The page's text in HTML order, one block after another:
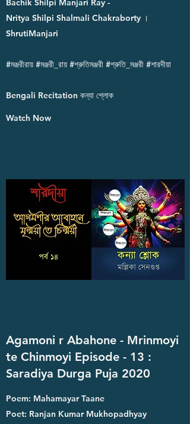
Bachik Shilpi Manjari Ray -
Nritya Shilpi Shalmali Chakraborty ।
ShrutiManjari
#মঞ্জরীরায় #মঞ্জরী_রায় #শ্রুতিমঞ্জরী #শ্রুতি_মঞ্জরী #শারদীয়া
Bengali Recitation কন্যা শ্লোক
Watch Now
Agamoni r Abahone - Mrinmoyi
te Chinmoyi Episode - 13 :
Saradiya Durga Puja 2020
Poem: Mahamayar Taane
Poet: Ranjan Kumar Mukhopadhyay